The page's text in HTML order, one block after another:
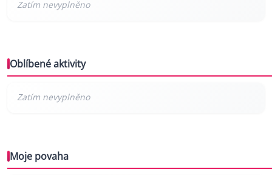
Oblíbené aktivity
Moje povaha